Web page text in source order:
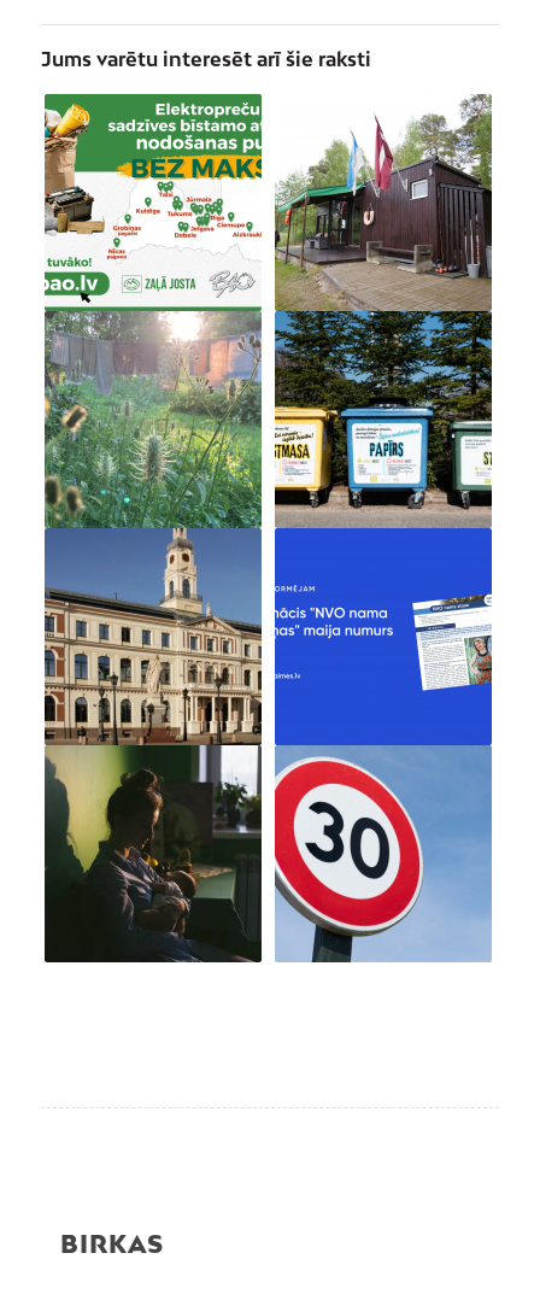
Jums varētu interesēt arī šie raksti
BIRKAS